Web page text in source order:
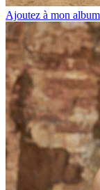
Ajoutez à mon album